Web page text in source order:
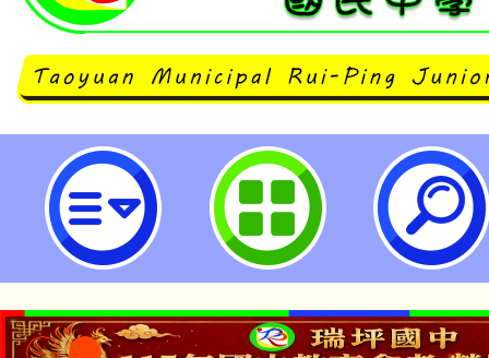
「續編動保教育教材及動保教育校
動保教育教材教師線上研習活動-
中學